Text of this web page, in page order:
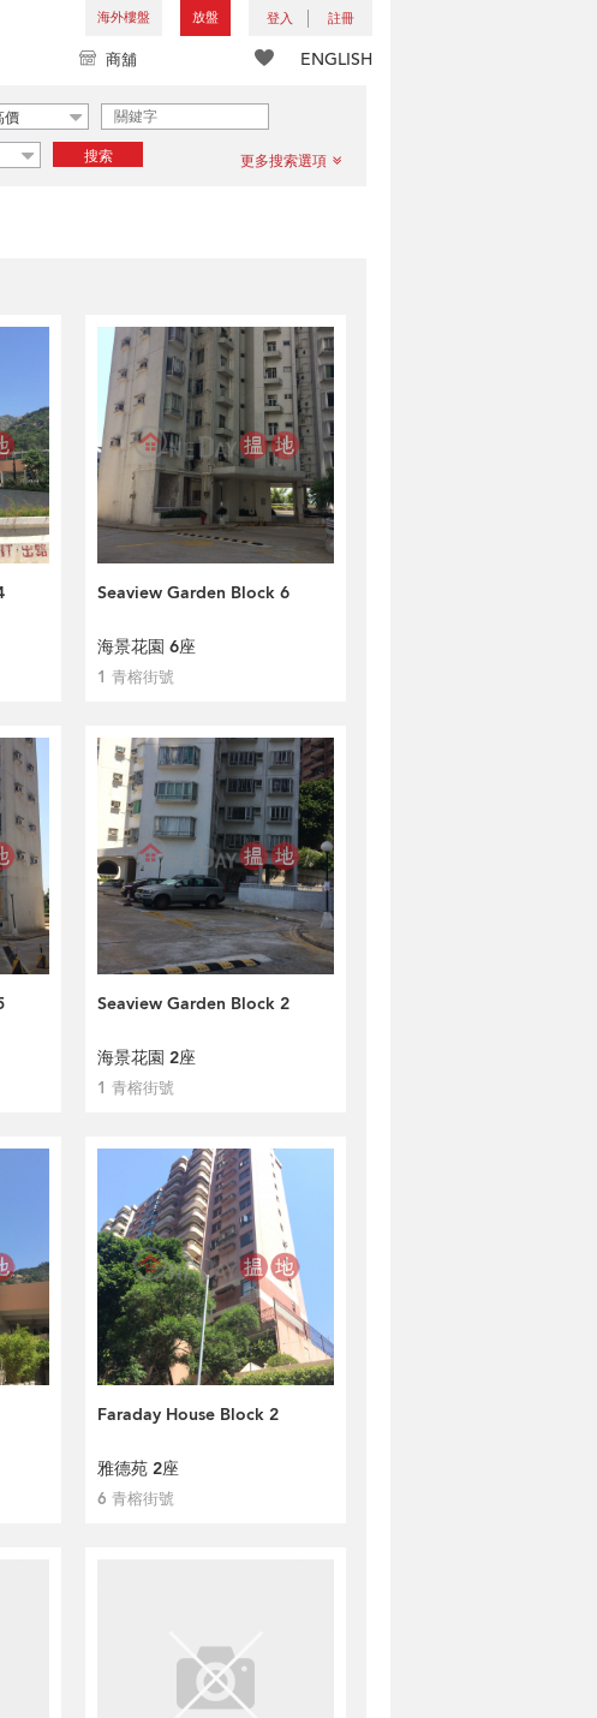
海外樓盤 放盤 登入 註冊
ENGLISH
商舖
價
搜索 更多搜索選項
Seaview Garden Block 6
海景花園 6座
1 青榕街號
Seaview Garden Block 2
海景花園 2座
1 青榕街號
Faraday House Block 2
雅德苑 2座
6 青榕街號